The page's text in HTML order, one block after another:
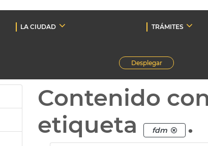
LA CIUDAD TRÁMITES
Desplegar
Contenido
etiqueta
fdm .